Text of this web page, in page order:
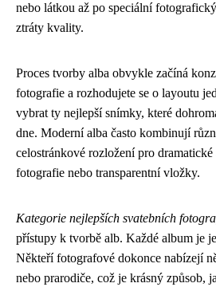
nebo látkou až po speciální
ztráty kvality.
Proces tvorby alba obvykle začíná
fotografie a rozhodujete se o layoutu
vybrat ty nejlepší snímky, které
dne. Moderní alba často kombinují
celostránkové rozložení pro
fotografie nebo transparentní vložky.
Kategorie nejlepších svatebních
přístupy k tvorbě alb. Každé album je
Někteří fotografové dokonce nabízejí
nebo prarodiče, což je krásný způsob,